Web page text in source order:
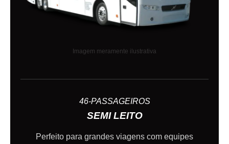
Imagem meramente ilustrativa
46-PASSAGEIROS
SEMI LEITO
Perfeito para grandes viagens com equipes